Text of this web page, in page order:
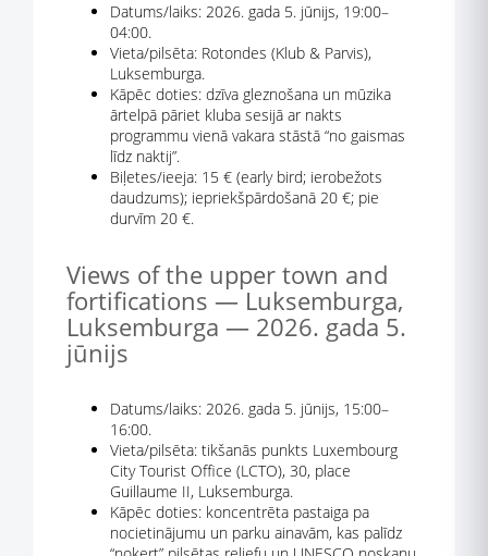
Datums/laiks: 2026. gada 5. jūnijs, 19:00–
04:00.
Vieta/pilsēta: Rotondes (Klub & Parvis),
Luksemburga.
Kāpēc doties: dzīva gleznošana un mūzika
ārtelpā pāriet kluba sesijā ar nakts
programmu vienā vakara stāstā “no gaismas
līdz naktij”.
Biļetes/ieeja: 15 € (early bird; ierobežots
daudzums); iepriekšpārdošanā 20 €; pie
durvīm 20 €.
Views of the upper town and
fortifications — Luksemburga,
Luksemburga — 2026. gada 5.
jūnijs
Datums/laiks: 2026. gada 5. jūnijs, 15:00–
16:00.
Vieta/pilsēta: tikšanās punkts Luxembourg
City Tourist Office (LCTO), 30, place
Guillaume II, Luksemburga.
Kāpēc doties: koncentrēta pastaiga pa
nocietinājumu un parku ainavām, kas palīdz